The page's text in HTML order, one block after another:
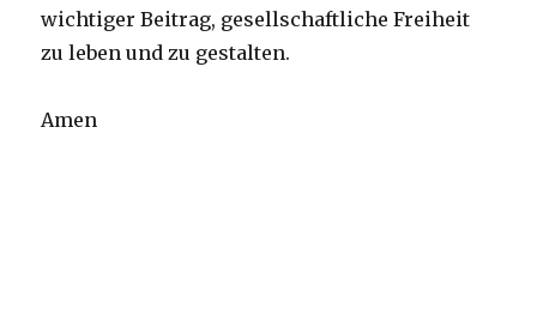
wichtiger Beitrag, gesellschaftliche Freiheit
zu leben und zu gestalten.
Amen